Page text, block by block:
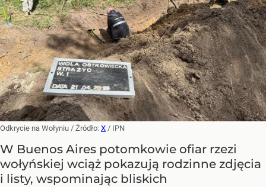
Odkrycie na Wołyniu / Źródło: X / IPN
W Buenos Aires potomkowie ofiar rzezi
wołyńskiej wciąż pokazują rodzinne zdjęcia
i listy, wspominając bliskich